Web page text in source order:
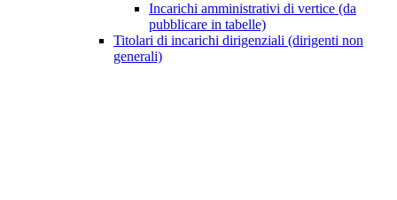
Incarichi amministrativi di vertice (da
pubblicare in tabelle)
Titolari di incarichi dirigenziali (dirigenti non
generali)